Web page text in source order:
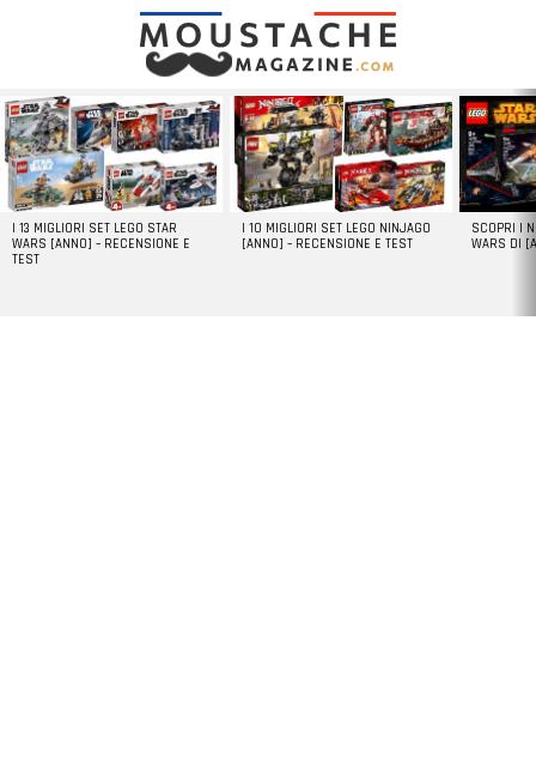
LATEST
STORIES
I 13 MIGLIORI SET LEGO STAR
WARS [ANNO] – RECENSIONE E
TEST
I 10 MIGLIORI SET LEGO NINJAGO
[ANNO] – RECENSIONE E TEST
SCOPRI I
WARS DI